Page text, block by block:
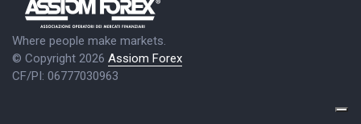
Where people make markets.
© Copyright 2026 Assiom Forex
CF/PI: 06777030963